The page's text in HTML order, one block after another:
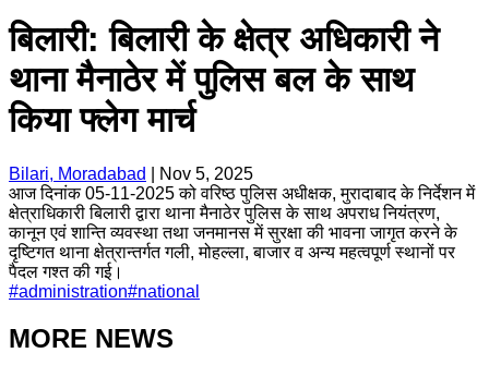
बिलारी: बिलारी के क्षेत्र अधिकारी ने
थाना मैनाठेर में पुलिस बल के साथ
किया फ्लेग मार्च
Bilari, Moradabad
Nov 5, 2025
आज दिनांक 05-11-2025 को वरिष्ठ पुलिस अधीक्षक, मुरादाबाद के निर्देशन में
क्षेत्राधिकारी बिलारी द्वारा थाना मैनाठेर पुलिस के साथ अपराध नियंत्रण,
कानून एवं शान्ति व्यवस्था तथा जनमानस में सुरक्षा की भावना जागृत करने के
दृष्टिगत थाना क्षेत्रान्तर्गत गली, मोहल्ला, बाजार व अन्य महत्वपूर्ण स्थानों पर
पैदल गश्त की गई।
#administration#national
MORE NEWS